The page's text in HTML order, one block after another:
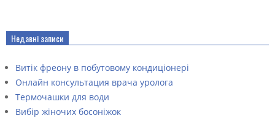
Недавні записи
Витік фреону в побутовому кондиціонері
Онлайн консультация врача уролога
Термочашки для води
Вибір жіночих босоніжок